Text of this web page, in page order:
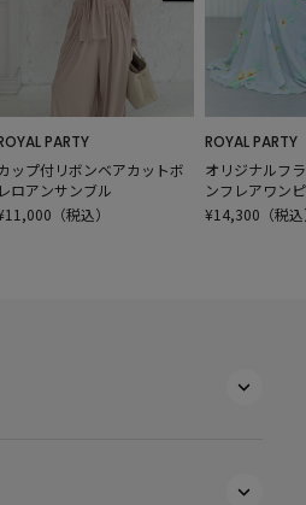
PARTY
ップ付リボンベアカットボ
レロアンサンブル
（税込）
ROYAL PARTY
オリジナルフ
ンフレアワン
¥14,300（税